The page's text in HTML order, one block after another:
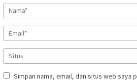
Simpan nama, email, dan situs web saya